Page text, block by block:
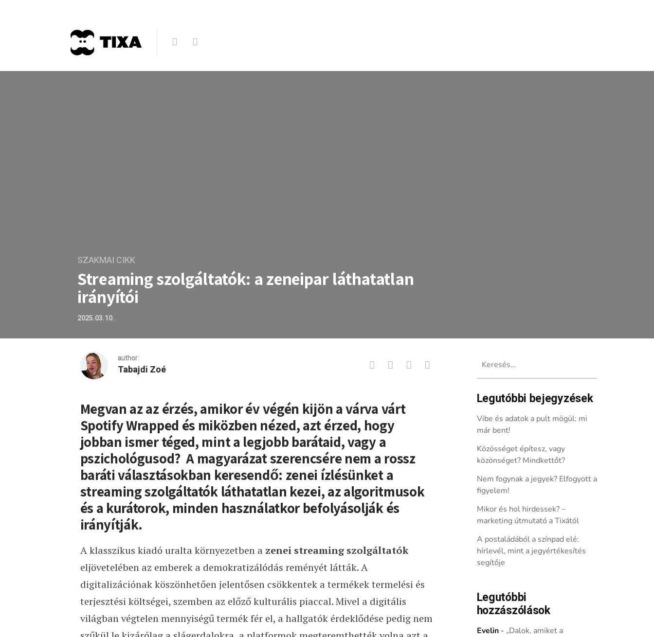
SZAKMAI CIKK
Streaming szolgáltatók: a zeneipar láthatatlan
irányítói
2025.03.10.
author:
Tabajdi Zoé
Streaming szolgáltatók: a zeneipar láthatatlan irányítói
Megvan az az érzés, amikor év végén kijön a várva várt
Spotify Wrapped és miközben nézed, azt érzed, hogy
jobban ismer téged, mint a legjobb barátaid, vagy a
pszichológusod? A magyarázat szerencsére nem a rossz
baráti választásokban keresendő: zenei ízlésünket a
streaming szolgáltatók láthatatlan kezei, az algoritmusok
és a kurátorok, minden használatkor befolyásolják és
irányítják.
A klasszikus kiadó uralta környezetben a zenei streaming szolgáltatók
eljövetelében az emberek a demokratizálódás reményét látták. A
digitalizációnak köszönhetően jelentősen csökkentek a termékek termelési és
terjesztési költségei, szemben az előző kulturális piaccal. Mivel a digitális
világban végtelen mennyiségű termék fér el, a hallgatók érdeklődése pedig nem
Legutóbbi bejegyzések
Vibe és adatok a pult mögül: mi
már bent!
Közösséget építesz, vagy
közönséget? Mindkettőt?
Nem fogynak a jegyek? Elfogyott a
figyelem!
Mikor és hol hirdessek? –
marketing útmutató a Tixától
A postaládából a színpad elé:
hírlevél, mint a jegyértékesítés
segítője
Legutóbbi
hozzászólások
Evelin- „Dalok, amiket a